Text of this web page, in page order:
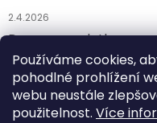
Používáme cookies,
pohodlné prohlížení
webu neustále
použitelnost. Více
2.4.2026
Doprava a platba
17.3.2025
ARCHIV